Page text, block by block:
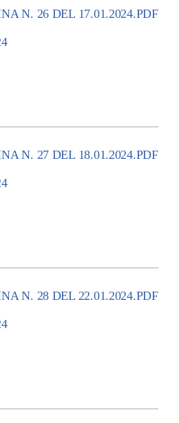
N. 26 DEL 17.01.2024.PDF
N. 27 DEL 18.01.2024.PDF
N. 28 DEL 22.01.2024.PDF